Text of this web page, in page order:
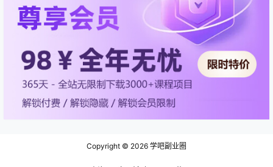
Copyright © 2026 学吧副业圈